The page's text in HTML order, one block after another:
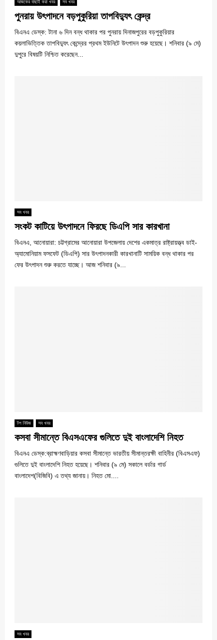
আজকের বাছাই করা খবর সব খবর
পুনরায় উৎপাদনে বড়পুকুরিয়া তাপবিদ্যুৎ কেন্দ্র
বিএনএ ডেস্ক: টানা ৬ দিন বন্ধ থাকার পর পুনরায় দিনাজপুরের বড়পুকুরিয়ার
কয়লাভিত্তিক তাপবিদ্যুৎ কেন্দ্রের প্রথম ইউনিটে উৎপাদন শুরু হয়েছে। শনিবার (৯ মে)
দুপুরে বিষয়টি নিশ্চিত করেছেন...
সব খবর
সংকট কাটিয়ে উৎপাদনে ফিরছে ডিএপি সার কারখানা
বিএনএ, আনোয়ারা: চট্টগ্রামের আনোয়ারা উপজেলায় দেশের একমাত্র রাষ্ট্রায়ত্ত্ব ডাই-
অ্যামোনিয়াম ফসফেট (ডিএপি) সার উৎপাদনকারী কারখানাটি সাময়িক বন্ধ থাকার পর
ফের উৎপাদন শুরু করতে যাচ্ছে। আজ শনিবার (৯...
টপ নিউজ সব খবর
কসবা সীমান্তে বিএসএফের গুলিতে দুই বাংলাদেশি নিহত
বিএনএ ডেস্ক:ব্রাহ্মণবাড়িয়ার কসবা সীমান্তে ভারতীয় সীমান্তরক্ষী বাহিনীর (বিএসএফ)
গুলিতে দুই বাংলাদেশি নিহত হয়েছে। শনিবার (৯ মে) সকালে বর্ডার গার্ড
বাংলাদেশ(বিজিবি) এ তথ্য জানায়। নিহত মো....
সব খবর